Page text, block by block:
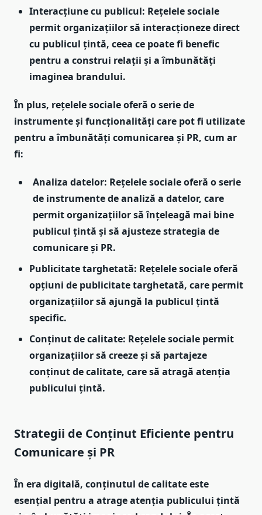
Interacțiune cu publicul: Rețelele sociale
permit organizațiilor să interacționeze direct
cu publicul țintă, ceea ce poate fi benefic
pentru a construi relații și a îmbunătăți
imaginea brandului.
În plus, rețelele sociale oferă o serie de
instrumente și funcționalități care pot fi utilizate
pentru a îmbunătăți comunicarea și PR, cum ar
fi:
Analiza datelor: Rețelele sociale oferă o serie
de instrumente de analiză a datelor, care
permit organizațiilor să înțeleagă mai bine
publicul țintă și să ajusteze strategia de
comunicare și PR.
Publicitate targhetată: Rețelele sociale oferă
opțiuni de publicitate targhetată, care permit
organizațiilor să ajungă la publicul țintă
specific.
Conținut de calitate: Rețelele sociale permit
organizațiilor să creeze și să partajeze
conținut de calitate, care să atragă atenția
publicului țintă.
Strategii de Conținut Eficiente pentru
Comunicare și PR
În era digitală, conținutul de calitate este
esențial pentru a atrage atenția publicului țintă